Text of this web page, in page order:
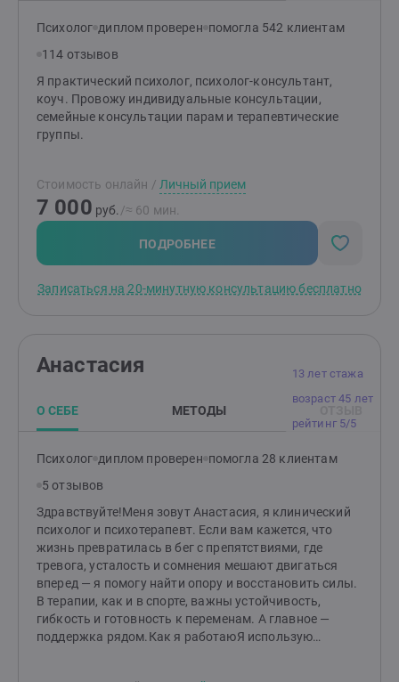
Психолог диплом проверен помогла 542 клиентам
114 отзывов
Я практический психолог, психолог-консультант,
коуч. Провожу индивидуальные консультации,
семейные консультации парам и терапевтические
группы.
Стоимость онлайн / Личный прием
7 000 руб. /≈ 60 мин.
ПОДРОБНЕЕ
Записаться на 20-минутную консультацию бесплатно
13 лет стажа
возраст 45 лет
рейтинг 5/5
Анастасия
О СЕБЕ МЕТОДЫ
Психолог диплом проверен помогла 28 клиентам
5 отзывов
Здравствуйте!Меня зовут Анастасия, я клинический
психолог и психотерапевт. Если вам кажется, что
жизнь превратилась в бег с препятствиями, где
тревога, усталость и сомнения мешают двигаться
вперед — я помогу найти опору и восстановить силы.
В терапии, как и в спорте, важны устойчивость,
гибкость и готовность к переменам. А главное —
поддержка рядом.Как я работаюЯ использую